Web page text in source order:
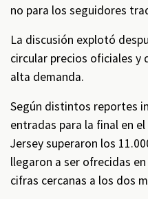
no para los seguidores
La discusión explotó
circular precios oficiales y
alta demanda.
Según distintos reportes
entradas para la final en
Jersey superaron los
llegaron a ser ofrecidas
cifras cercanas a los dos